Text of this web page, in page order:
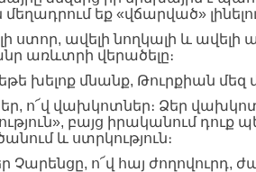
եք «վճարված» լինելու
ստոր, ավելի նողկալի և ավելի
առևտրի վերածելը։
խելոք մնանք, Թուրքիան մեզ
ո՜վ վախկոտներ։ Ձեր
բայց իրականում դուք
և ստրկություն։
Չարենցը, ո՜վ հայ ժողովուրդ,